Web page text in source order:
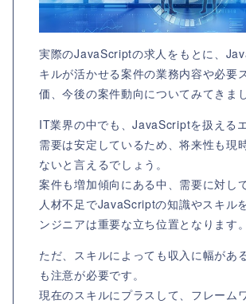
実際のJavaScriptの求人をもとに、
キルが活かせる案件の業務内容や必要
価、今後の案件動向についてみてきまし
IT業界の中でも、JavaScriptを扱える
需要は安定しているため、将来性も現
ないと言えるでしょう。
案件も増加傾向にある中、需要に対し
人材不足でJavaScriptの知識やスキル
ンジニアは重要な立ち位置となります。
ただ、スキルによっても収入に幅があ
も注意が必要です。
現在のスキルにプラスして、フレーム